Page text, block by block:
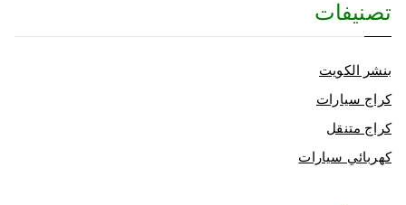
تصنيفات
بنشر الكويت
كراج سيارات
كراج متنقل
كهربائي سيارات